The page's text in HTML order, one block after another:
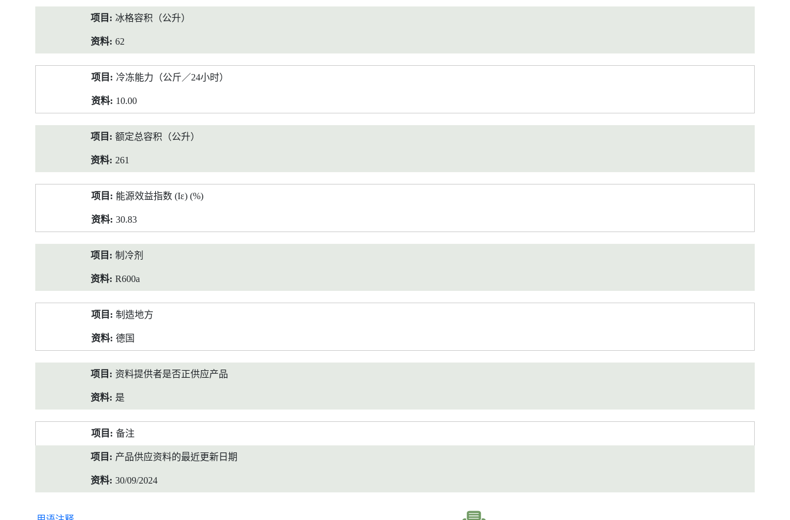
冰格容积（公升）
62
冷冻能力（公斤／24小时）
10.00
额定总容积（公升）
261
能源效益指数 (Iε) (%)
30.83
制冷剂
R600a
制造地方
德国
资料提供者是否正供应产品
是
备注
产品供应资料的最近更新日期
30/09/2024